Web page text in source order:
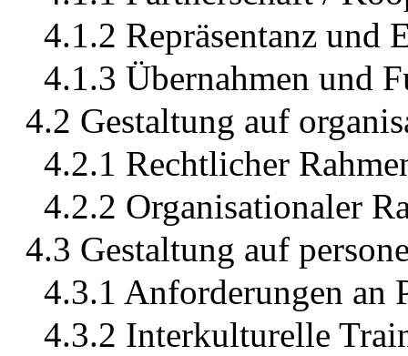
4.1.2 Repräsentanz und
4.1.3 Übernahmen und
4.2 Gestaltung auf
4.2.1 Rechtlicher
4.2.2 Organisationaler
4.3 Gestaltung auf
4.3.1 Anforderungen an
4.3.2 Interkulturelle